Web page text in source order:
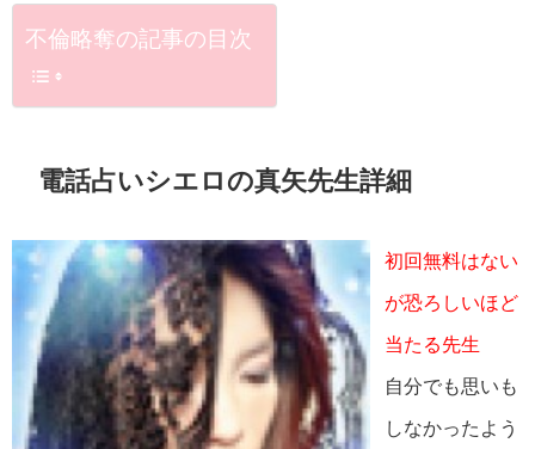
不倫略奪の記事の目次
電話占いシエロの真矢先生詳細
初回無料はない
が恐ろしいほど
当たる先生
自分でも思いも
しなかったよう